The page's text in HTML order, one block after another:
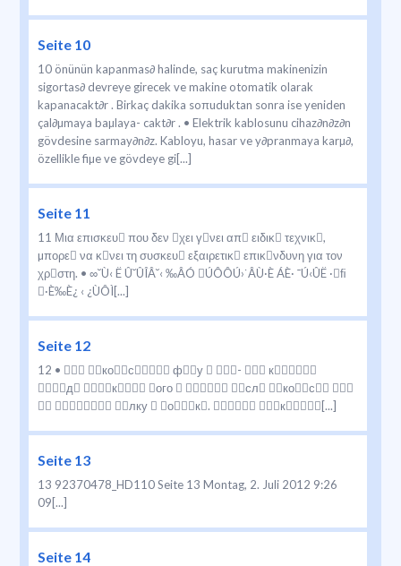
Seite 10
10 önünün kapanmas∂ halinde, saç kurutma makinenizin
sigortas∂ devreye girecek ve makine otomatik olarak
kapanacakt∂r . Birkaç dakika soπuduktan sonra ise yeniden
çal∂µmaya baµlaya- cakt∂r . • Elektrik kablosunu cihaz∂n∂z∂n
gövdesine sarmay∂n∂z. Kabloyu, hasar ve y∂pranmaya karµ∂,
özellikle fiµe ve gövdeye gi[...]
Seite 11
11 Μια επισκευ που δεν χει γνει απ ειδικ τεχνικ,
µπορε να κνει τη συσκευ εξαιρετικ επικνδυνη για τον
χρστη. • ∞˘Ù‹ Ë Û˘ÛÎÂ˘‹ ‰ÂÓ ÚÔÔÚ›˙ÂÙ·È ÁÈ· ¯Ú‹ÛË ·ﬁ
·È‰È¿ ‹ ¿ÙÔÌ[...]
Seite 12
12 •  кос фу  -  к
д к ого   сл кос 
  лку  ок.  к[...]
Seite 13
13 92370478_HD110 Seite 13 Montag, 2. Juli 2012 9:26
09[...]
Seite 14